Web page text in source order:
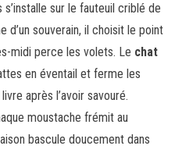
sur le fauteuil criblé de
d’un souverain, il choisit le point
midi perce les volets. Le chat
en éventail et ferme les
après l’avoir savouré.
moustache frémit au
bascule doucement dans